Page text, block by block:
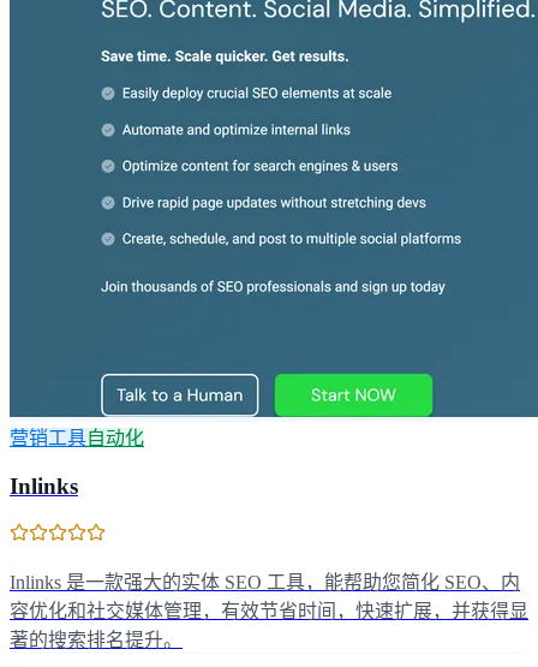
营销工具自动化
Inlinks
Inlinks 是一款强大的实体 SEO 工具，能帮助您简化 SEO、内
容优化和社交媒体管理，有效节省时间，快速扩展，并获得显
著的搜索排名提升。